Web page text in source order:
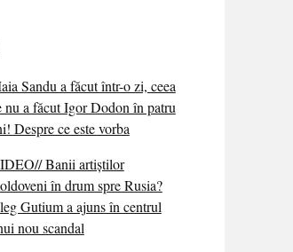
Sandu a făcut într-o zi, ceea
nu a făcut Igor Dodon în patru
Despre ce este vorba
Banii artiștilor
în drum spre Rusia?
Gutium a ajuns în centrul
nou scandal